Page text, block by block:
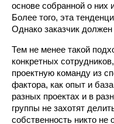
основе собранной о них
Более того, эта
Однако заказчик должен
Тем не менее такой
конкретных
проектную команду из
фактора, как опыт и
разных проектах и в
группы не захотят
собственность никто не